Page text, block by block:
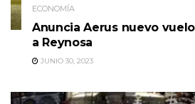
ECONOMÍA
Anuncia Aerus nuevo
a Reynosa
JUNIO 30, 2023